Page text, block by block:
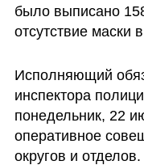
было выписано
отсутствие маски
Исполняющий
инспектора
понедельник, 22
оперативное
округов и